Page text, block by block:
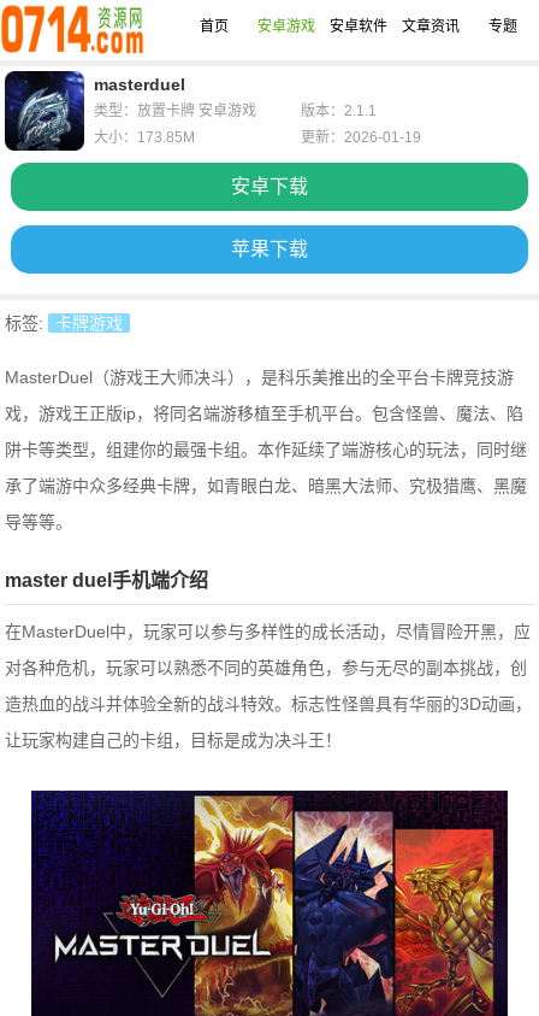
首页 安卓游戏 安卓软件 文章资讯 专题
masterduel
安卓下载
苹果下载
类型：放置卡牌 安卓游戏
版本：2.1.1
大小：173.85M
更新：2026-01-19
标签: 卡牌游戏
MasterDuel（游戏王大师决斗），是科乐美推出的全平台卡牌竞技游
戏，游戏王正版ip，将同名端游移植至手机平台。包含怪兽、魔法、陷
阱卡等类型，组建你的最强卡组。本作延续了端游核心的玩法，同时继
承了端游中众多经典卡牌，如青眼白龙、暗黑大法师、究极猎鹰、黑魔
导等等。
master duel手机端介绍
在MasterDuel中，玩家可以参与多样性的成长活动，尽情冒险开黑，应
对各种危机，玩家可以熟悉不同的英雄角色，参与无尽的副本挑战，创
造热血的战斗并体验全新的战斗特效。标志性怪兽具有华丽的3D动画，
让玩家构建自己的卡组，目标是成为决斗王！